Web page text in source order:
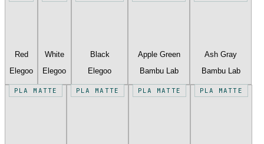
Red
Elegoo
White
Elegoo
Black
Elegoo
Apple Green
Bambu Lab
Ash Gray
Bambu Lab
PLA MATTE PLA MATTE PLA MATTE PLA MATTE